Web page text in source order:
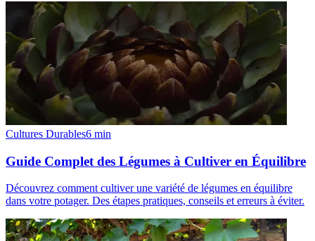
Cultures Durables6 min
Guide Complet des Légumes à Cultiver en Équilibre
Découvrez comment cultiver une variété de légumes en équilibre
dans votre potager. Des étapes pratiques, conseils et erreurs à éviter.